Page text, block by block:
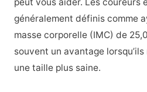
généralement définis comme
masse corporelle (IMC) de
souvent un avantage
une taille plus saine.